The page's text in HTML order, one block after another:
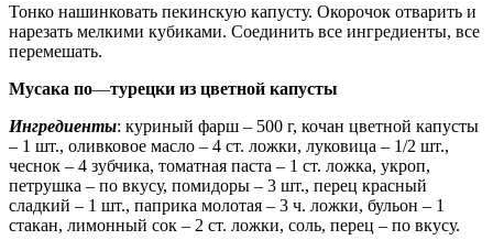
Тонко нашинковать пекинскую капусту. Окорочок отварить и
нарезать мелкими кубиками. Соединить все ингредиенты, все
перемешать.
Мусака по—турецки из цветной капусты
Ингредиенты: куриный фарш – 500 г, кочан цветной капусты
– 1 шт., оливковое масло – 4 ст. ложки, луковица – 1/2 шт.,
чеснок – 4 зубчика, томатная паста – 1 ст. ложка, укроп,
петрушка – по вкусу, помидоры – 3 шт., перец красный
сладкий – 1 шт., паприка молотая – 3 ч. ложки, бульон – 1
стакан, лимонный сок – 2 ст. ложки, соль, перец – по вкусу.